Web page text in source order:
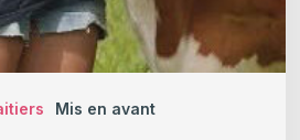
Mis en avant